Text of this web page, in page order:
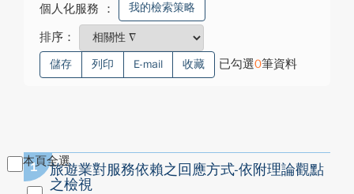
個人化服務 ： 我的檢索策略
排序：
儲存 列印 E-mail 收藏 已勾選0筆資料
本頁全選
1
旅遊業對服務依賴之回應方式-依附理論觀點
之檢視